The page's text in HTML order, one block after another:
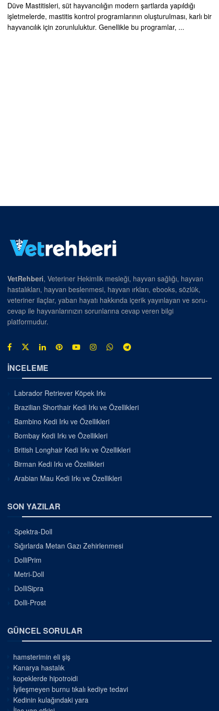
Düve Mastitisleri, süt hayvancılığın modern şartlarda yapıldığı
işletmelerde, mastitis kontrol programlarının oluşturulması, karlı bir
hayvancılık için zorunluluktur. Genellikle bu programlar, ...
VetRehberi, Veteriner Hekimlik mesleği, hayvan sağlığı, hayvan
hastalıkları, hayvan beslenmesi, hayvan ırkları, ebooks, sözlük,
veteriner ilaçlar, yaban hayatı hakkında içerik yayınlayan ve soru-
cevap ile hayvanlarınızın sorunlarına cevap veren bilgi
platformudur.
İNCELEME
Labrador Retriever Köpek Irkı
Brazilian Shorthair Kedi Irkı ve Özellikleri
Bambino Kedi Irkı ve Özellikleri
Bombay Kedi Irkı ve Özellikleri
British Longhair Kedi Irkı ve Özellikleri
Birman Kedi Irkı ve Özellikleri
Arabian Mau Kedi Irkı ve Özellikleri
SON YAZILAR
Spektra-Doll
Sığırlarda Metan Gazı Zehirlenmesi
DolliPrim
Metri-Doll
DolliSipra
Dolli-Prost
GÜNCEL SORULAR
hamsterimin eli şiş
Kanarya hastalık
kopeklerde hipotroidi
İyileşmeyen burnu tıkalı kediye tedavi
Kedinin kulağındaki yara